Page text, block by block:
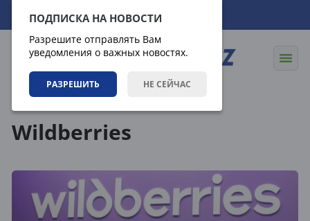
ПОДПИСКА НА НОВОСТИ
Разрешите отправлять Вам
уведомления о важных новостях.
РАЗРЕШИТЬ НЕ СЕЙЧАС
08.08.2026 14:47:08
Wildberries